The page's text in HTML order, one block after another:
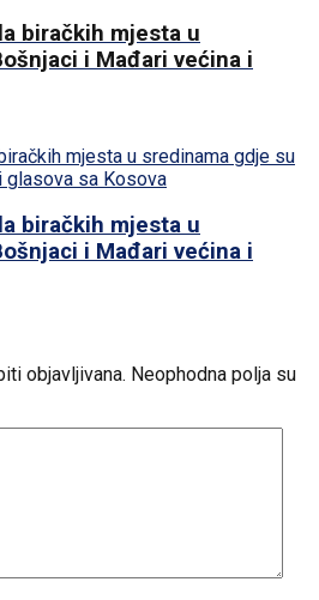
biračkih mjesta u
i Mađari većina i
biračkih mjesta u
i Mađari većina i
objavljivana. Neophodna polja su